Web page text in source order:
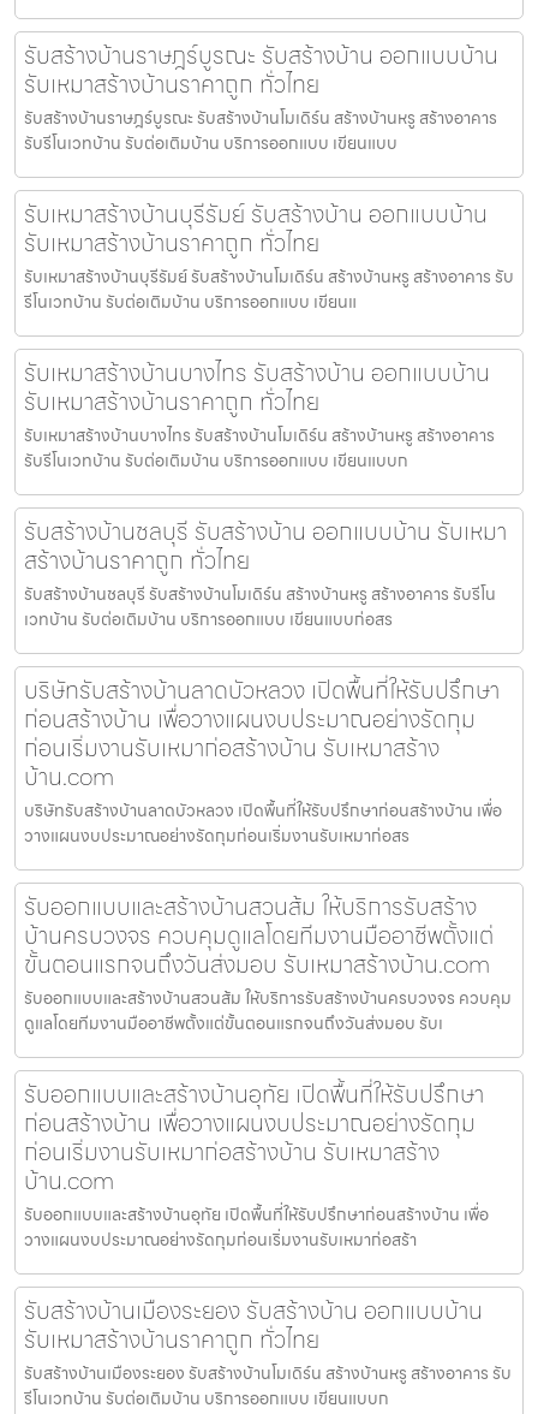
รับสร้างบ้านราษฎร์บูรณะ รับสร้างบ้าน ออกแบบบ้าน
รับเหมาสร้างบ้านราคาถูก ทั่วไทย
รับสร้างบ้านราษฎร์บูรณะ รับสร้างบ้านโมเดิร์น สร้างบ้านหรู สร้างอาคาร
รับรีโนเวทบ้าน รับต่อเติมบ้าน บริการออกแบบ เขียนแบบ
รับเหมาสร้างบ้านบุรีรัมย์ รับสร้างบ้าน ออกแบบบ้าน
รับเหมาสร้างบ้านราคาถูก ทั่วไทย
รับเหมาสร้างบ้านบุรีรัมย์ รับสร้างบ้านโมเดิร์น สร้างบ้านหรู สร้างอาคาร รับ
รีโนเวทบ้าน รับต่อเติมบ้าน บริการออกแบบ เขียนแ
รับเหมาสร้างบ้านบางไทร รับสร้างบ้าน ออกแบบบ้าน
รับเหมาสร้างบ้านราคาถูก ทั่วไทย
รับเหมาสร้างบ้านบางไทร รับสร้างบ้านโมเดิร์น สร้างบ้านหรู สร้างอาคาร
รับรีโนเวทบ้าน รับต่อเติมบ้าน บริการออกแบบ เขียนแบบก
รับสร้างบ้านชลบุรี รับสร้างบ้าน ออกแบบบ้าน รับเหมา
สร้างบ้านราคาถูก ทั่วไทย
รับสร้างบ้านชลบุรี รับสร้างบ้านโมเดิร์น สร้างบ้านหรู สร้างอาคาร รับรีโน
เวทบ้าน รับต่อเติมบ้าน บริการออกแบบ เขียนแบบก่อสร
บริษัทรับสร้างบ้านลาดบัวหลวง เปิดพื้นที่ให้รับปรึกษา
ก่อนสร้างบ้าน เพื่อวางแผนงบประมาณอย่างรัดกุม
ก่อนเริ่มงานรับเหมาก่อสร้างบ้าน รับเหมาสร้าง
บ้าน.com
บริษัทรับสร้างบ้านลาดบัวหลวง เปิดพื้นที่ให้รับปรึกษาก่อนสร้างบ้าน เพื่อ
วางแผนงบประมาณอย่างรัดกุมก่อนเริ่มงานรับเหมาก่อสร
รับออกแบบและสร้างบ้านสวนส้ม ให้บริการรับสร้าง
บ้านครบวงจร ควบคุมดูแลโดยทีมงานมืออาชีพตั้งแต่
ขั้นตอนแรกจนถึงวันส่งมอบ รับเหมาสร้างบ้าน.com
รับออกแบบและสร้างบ้านสวนส้ม ให้บริการรับสร้างบ้านครบวงจร ควบคุม
ดูแลโดยทีมงานมืออาชีพตั้งแต่ขั้นตอนแรกจนถึงวันส่งมอบ รับเ
รับออกแบบและสร้างบ้านอุทัย เปิดพื้นที่ให้รับปรึกษา
ก่อนสร้างบ้าน เพื่อวางแผนงบประมาณอย่างรัดกุม
ก่อนเริ่มงานรับเหมาก่อสร้างบ้าน รับเหมาสร้าง
บ้าน.com
รับออกแบบและสร้างบ้านอุทัย เปิดพื้นที่ให้รับปรึกษาก่อนสร้างบ้าน เพื่อ
วางแผนงบประมาณอย่างรัดกุมก่อนเริ่มงานรับเหมาก่อสร้า
รับสร้างบ้านเมืองระยอง รับสร้างบ้าน ออกแบบบ้าน
รับเหมาสร้างบ้านราคาถูก ทั่วไทย
รับสร้างบ้านเมืองระยอง รับสร้างบ้านโมเดิร์น สร้างบ้านหรู สร้างอาคาร รับ
รีโนเวทบ้าน รับต่อเติมบ้าน บริการออกแบบ เขียนแบบก